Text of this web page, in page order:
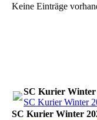
Keine Einträge
SC Kurier Winter
SC Kurier Winter
SC Kurier Winter